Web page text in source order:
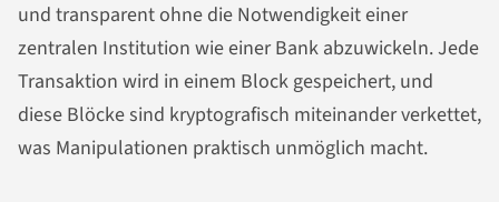
und transparent ohne die Notwendigkeit einer
zentralen Institution wie einer Bank abzuwickeln. Jede
Transaktion wird in einem Block gespeichert, und
diese Blöcke sind kryptografisch miteinander verkettet,
was Manipulationen praktisch unmöglich macht.